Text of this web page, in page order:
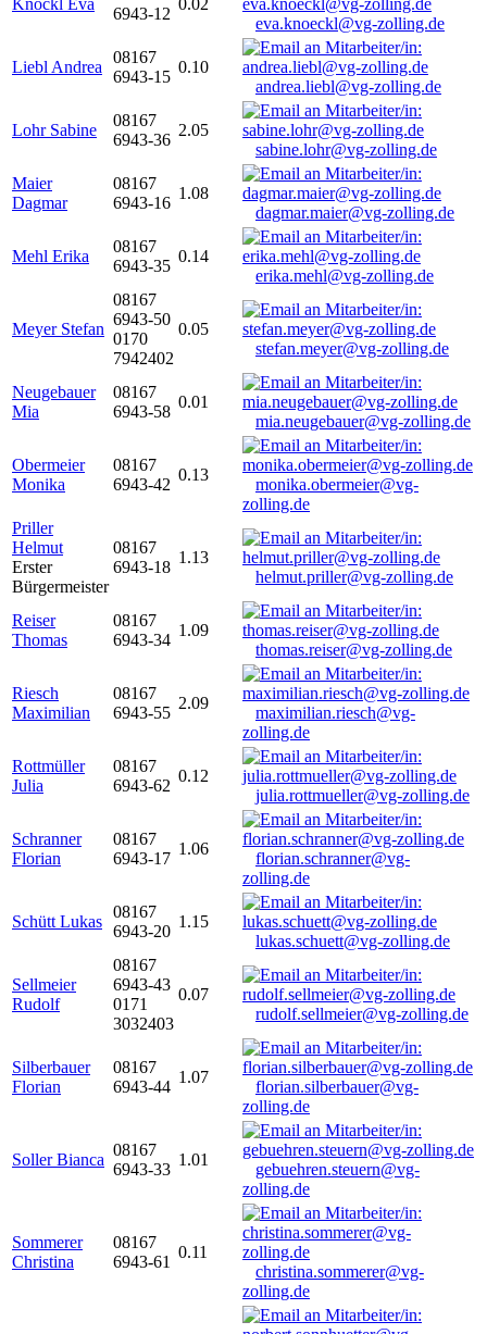
Knöckl Eva
6943-12
0.02
eva.knoeckl@vg-zolling.de
Liebl Andrea
08167
6943-15
0.10
andrea.liebl@vg-zolling.de
Lohr Sabine
08167
6943-36
2.05
sabine.lohr@vg-zolling.de
Maier
Dagmar
08167
6943-16
1.08
dagmar.maier@vg-zolling.de
Mehl Erika
08167
6943-35
0.14
erika.mehl@vg-zolling.de
Meyer Stefan
08167
6943-50
0170
7942402
0.05
stefan.meyer@vg-zolling.de
Neugebauer
Mia
08167
6943-58
0.01
mia.neugebauer@vg-zolling.de
Obermeier
Monika
08167
6943-42
0.13
monika.obermeier@vg-
zolling.de
Priller
Helmut
Erster
Bürgermeister
08167
6943-18
1.13
helmut.priller@vg-zolling.de
Reiser
Thomas
08167
6943-34
1.09
thomas.reiser@vg-zolling.de
Riesch
Maximilian
08167
6943-55
2.09
maximilian.riesch@vg-
zolling.de
Rottmüller
Julia
08167
6943-62
0.12
julia.rottmueller@vg-zolling.de
Schranner
Florian
08167
6943-17
1.06
florian.schranner@vg-
zolling.de
Schütt Lukas
08167
6943-20
1.15
lukas.schuett@vg-zolling.de
Sellmeier
Rudolf
08167
6943-43
0171
3032403
0.07
rudolf.sellmeier@vg-zolling.de
Silberbauer
Florian
08167
6943-44
1.07
florian.silberbauer@vg-
zolling.de
Soller Bianca
08167
6943-33
1.01
gebuehren.steuern@vg-
zolling.de
Sommerer
Christina
08167
6943-61
0.11
christina.sommerer@vg-
zolling.de